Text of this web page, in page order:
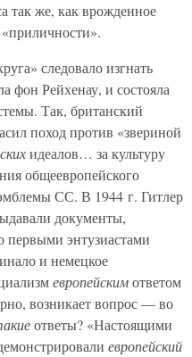
так же, как врожденное
следовало изгнать
фон Рейхенау, и состояла
Так, британский
поход против «звериной
идеалов… за культуру
общеевропейского
СС. В 1944 г. Гитлер
документы,
первыми энтузиастами
и немецкое
европейскимответом
возникает вопрос — во
ответы? «Настоящими
европейский